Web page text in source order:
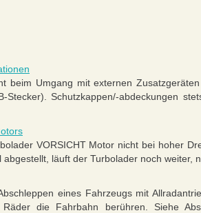
beim Umgang mit externen
Stecker). Schutzkappen/-abdeckungen
VORSICHT Motor nicht bei hoher
läuft der Turbolader noch weiter,
eines Fahrzeugs mit
die Fahrbahn berühren. Siehe